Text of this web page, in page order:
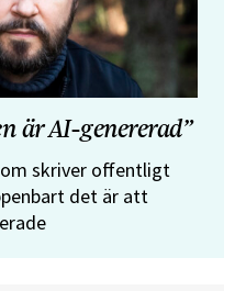
är AI-genererad”
skriver offentligt
det är att